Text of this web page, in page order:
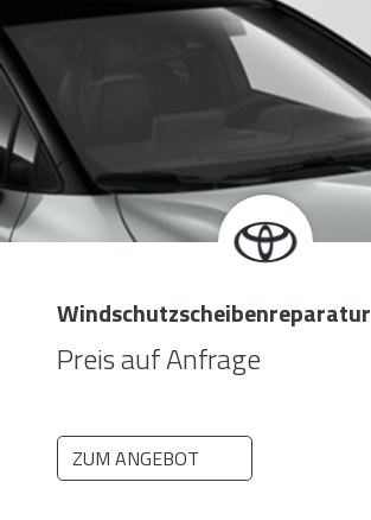
Windschutzscheiben­reparatur
Preis auf Anfrage
ZUM ANGEBOT